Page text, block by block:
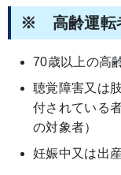
※ 高齢運転
70歳以上の高
聴覚障害又は
付されている
の対象者）
妊娠中又は出